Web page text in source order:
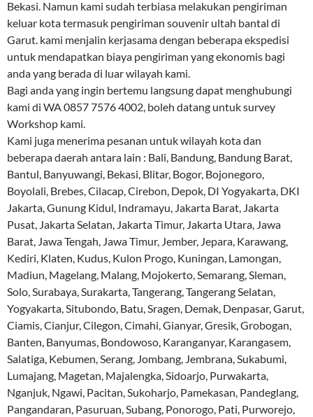
Bekasi. Namun kami sudah terbiasa melakukan pengiriman
keluar kota termasuk pengiriman souvenir ultah bantal di
Garut. kami menjalin kerjasama dengan beberapa ekspedisi
untuk mendapatkan biaya pengiriman yang ekonomis bagi
anda yang berada di luar wilayah kami.
Bagi anda yang ingin bertemu langsung dapat menghubungi
kami di WA 0857 7576 4002, boleh datang untuk survey
Workshop kami.
Kami juga menerima pesanan untuk wilayah kota dan
beberapa daerah antara lain : Bali, Bandung, Bandung Barat,
Bantul, Banyuwangi, Bekasi, Blitar, Bogor, Bojonegoro,
Boyolali, Brebes, Cilacap, Cirebon, Depok, DI Yogyakarta, DKI
Jakarta, Gunung Kidul, Indramayu, Jakarta Barat, Jakarta
Pusat, Jakarta Selatan, Jakarta Timur, Jakarta Utara, Jawa
Barat, Jawa Tengah, Jawa Timur, Jember, Jepara, Karawang,
Kediri, Klaten, Kudus, Kulon Progo, Kuningan, Lamongan,
Madiun, Magelang, Malang, Mojokerto, Semarang, Sleman,
Solo, Surabaya, Surakarta, Tangerang, Tangerang Selatan,
Yogyakarta, Situbondo, Batu, Sragen, Demak, Denpasar, Garut,
Ciamis, Cianjur, Cilegon, Cimahi, Gianyar, Gresik, Grobogan,
Banten, Banyumas, Bondowoso, Karanganyar, Karangasem,
Salatiga, Kebumen, Serang, Jombang, Jembrana, Sukabumi,
Lumajang, Magetan, Majalengka, Sidoarjo, Purwakarta,
Nganjuk, Ngawi, Pacitan, Sukoharjo, Pamekasan, Pandeglang,
Pangandaran, Pasuruan, Subang, Ponorogo, Pati, Purworejo,